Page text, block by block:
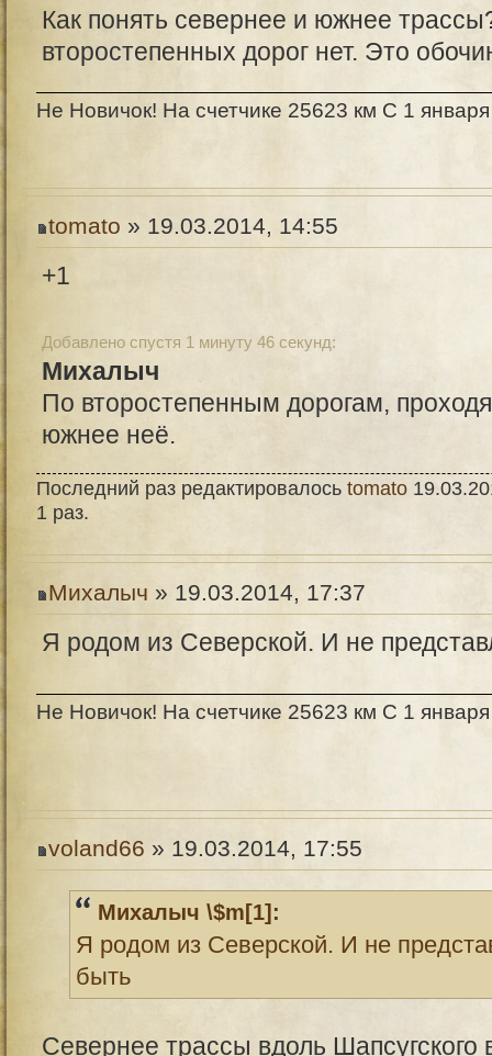
Как понять севернее и южнее
второстепенных дорог нет. Это
Не Новичок! На счетчике 25623 км С 1
tomato » 19.03.2014, 14:55
+1
Добавлено спустя 1 минуту 46 секунд:
Михалыч
По второстепенным дорогам,
южнее неё.
Последний раз редактировалось tomato
1 раз.
Михалыч » 19.03.2014, 17:37
Я родом из Северской. И не
Не Новичок! На счетчике 25623 км С 1
voland66 » 19.03.2014, 17:55
Михалыч \$m[1]:
Я родом из Северской. И не
быть
Севернее трассы вдоль Шапсугского